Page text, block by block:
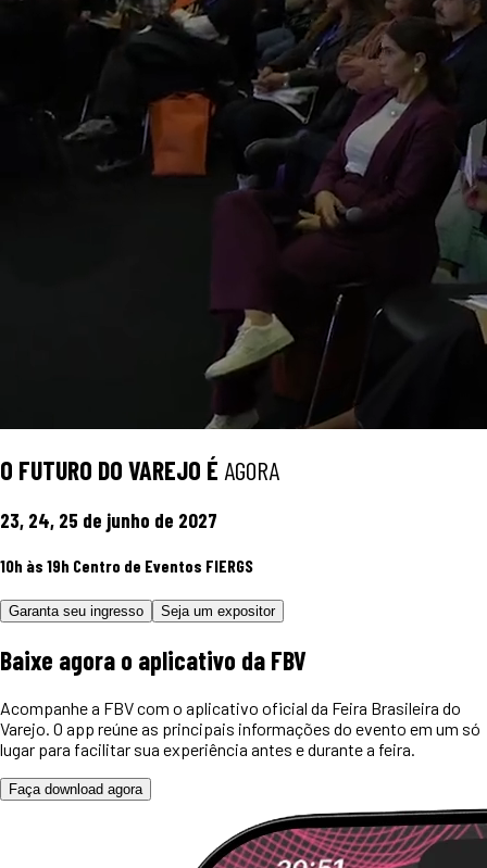
O FUTURO DO VAREJO É AGORA
23, 24, 25 de junho de 2027
10h às 19h Centro de Eventos FIERGS
Garanta seu ingresso Seja um expositor
Baixe agora o aplicativo da FBV
Acompanhe a FBV com o aplicativo oficial da Feira Brasileira do
Varejo. O app reúne as principais informações do evento em um só
lugar para facilitar sua experiência antes e durante a feira.
Faça download agora